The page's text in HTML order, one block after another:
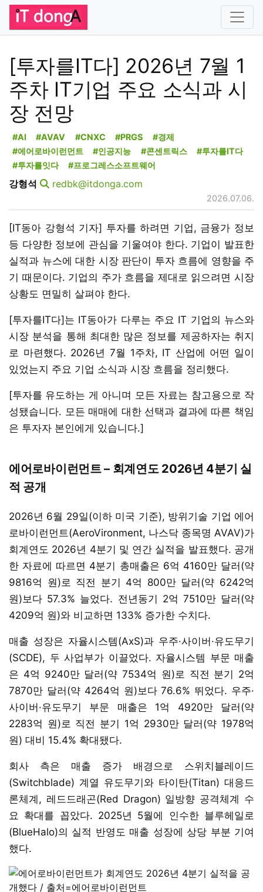
[투자를IT다] 2026년 7월 1
주차 IT기업 주요 소식과 시
장 전망
#AI #AVAV #CNXC #PRGS
#경제
#에어로바이런먼트
#인공지능 #콘센트릭스
#투자를IT다
#투자를잇다
#프로그레스소프트웨어
강형석 redbk@itdonga.com
2026.07.06.
[IT동아 강형석 기자] 투자를 하려면 기업, 금융가 정보
등 다양한 정보에 관심을 기울여야 한다. 기업이 발표한
실적과 뉴스에 대한 시장 판단이 투자 흐름에 영향을 주
기 때문이다. 기업의 주가 흐름을 제대로 읽으려면 시장
상황도 면밀히 살펴야 한다.
[투자를IT다]는 IT동아가 다루는 주요 IT 기업의 뉴스와
시장 분석을 통해 최대한 많은 정보를 제공하자는 취지
로 마련했다. 2026년 7월 1주차, IT 산업에 어떤 일이
있었는지 주요 기업 소식과 시장 흐름을 정리했다.
[투자를 유도하는 게 아니며 모든 자료는 참고용으로 작
성됐습니다. 모든 매매에 대한 선택과 결과에 따른 책임
은 투자자 본인에게 있습니다.]
에어로바이런먼트 – 회계연도 2026년 4분기 실
적 공개
2026년 6월 29일(이하 미국 기준), 방위기술 기업 에어
로바이런먼트(AeroVironment, 나스닥 종목명 AVAV)가
회계연도 2026년 4분기 및 연간 실적을 발표했다. 공개
한 자료에 따르면 4분기 총매출은 6억 4160만 달러(약
9816억 원)로 직전 분기 4억 800만 달러(약 6242억
원)보다 57.3% 늘었다. 전년동기 2억 7510만 달러(약
4209억 원)와 비교하면 133% 증가한 수치다.
매출 성장은 자율시스템(AxS)과 우주·사이버·유도무기
(SCDE), 두 사업부가 이끌었다. 자율시스템 부문 매출
은 4억 9240만 달러(약 7534억 원)로 직전 분기 2억
7870만 달러(약 4264억 원)보다 76.6% 뛰었다. 우주·
사이버·유도무기 부문 매출은 1억 4920만 달러(약
2283억 원)로 직전 분기 1억 2930만 달러(약 1978억
원) 대비 15.4% 확대됐다.
회사 측은 매출 증가 배경으로 스위치블레이드
(Switchblade) 계열 유도무기와 타이탄(Titan) 대응드
론체계, 레드드래곤(Red Dragon) 일방향 공격체계 수
요 확대를 꼽았다. 2025년 5월에 인수한 블루헤일로
(BlueHalo)의 실적 반영도 매출 성장에 상당 부분 기여
했다.